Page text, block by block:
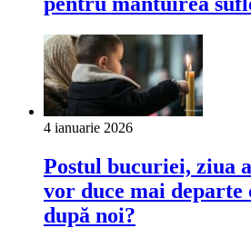
4 ianuarie 2026
Postul bucuriei, ziua
vor duce mai departe
după noi?